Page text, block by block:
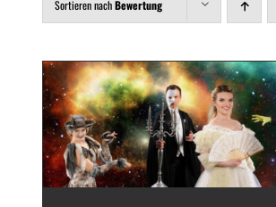
Sortieren nachBewertung
DETAILS